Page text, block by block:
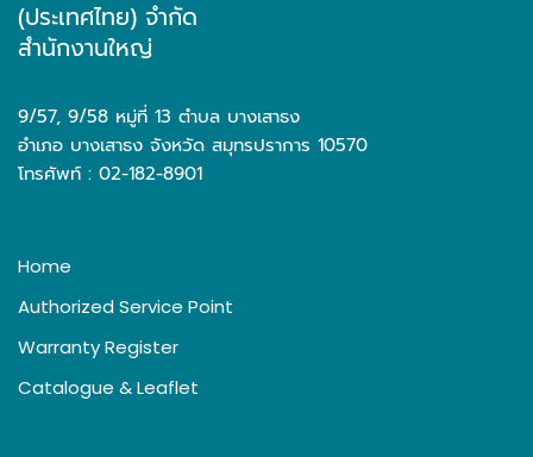
(ประเทศไทย) จำกัด
สำนักงานใหญ่
9/57, 9/58 หมู่ที่ 13 ตำบล บางเสาธง
อำเภอ บางเสาธง จังหวัด สมุทรปราการ 10570
โทรศัพท์ : 02-182-8901
Home
Authorized Service Point
Warranty Register
Catalogue & Leaflet